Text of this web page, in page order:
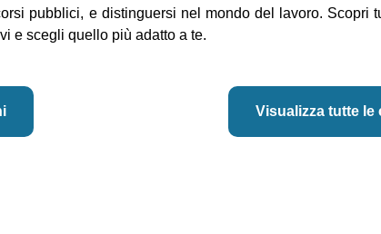
pubblici, e distinguersi nel mondo del lavoro. Scopri
e scegli quello più adatto a te.
Visualizza tutte le